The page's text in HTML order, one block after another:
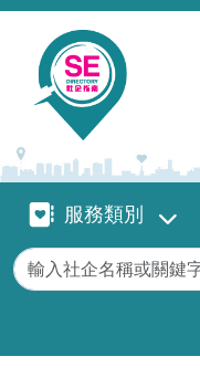
移至主內容
服務類別服務類別
關鍵字